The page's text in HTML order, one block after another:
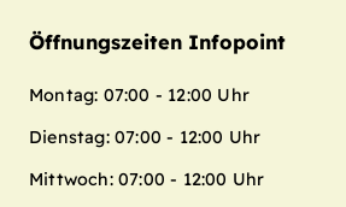
Öffnungszeiten Infopoint
Montag: 07:00 - 12:00 Uhr
Dienstag: 07:00 - 12:00 Uhr
Mittwoch: 07:00 - 12:00 Uhr